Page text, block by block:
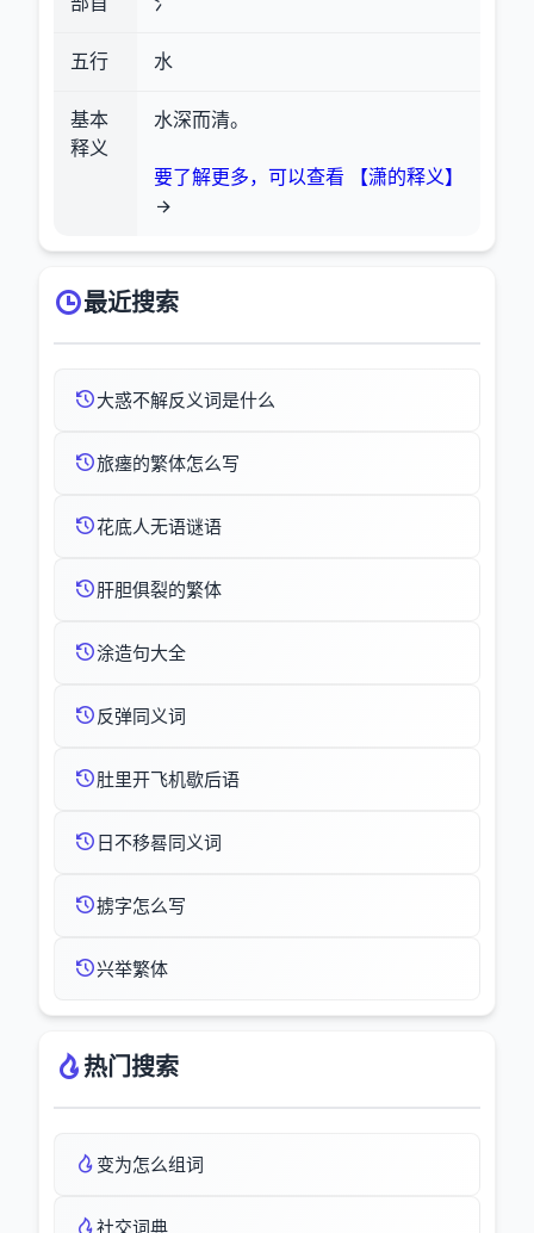
五行 水
基本
释义
水深而清。
要了解更多，可以查看 【潇的释义】
最近搜索
大惑不解反义词是什么
旅瘗的繁体怎么写
花底人无语谜语
肝胆俱裂的繁体
涂造句大全
反弹同义词
肚里开飞机歇后语
日不移晷同义词
掳字怎么写
兴举繁体
热门搜索
变为怎么组词
社交词典